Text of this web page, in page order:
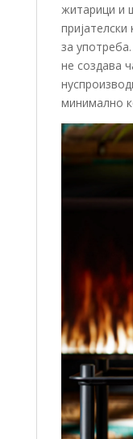
житарици и
за
не создава
минимално